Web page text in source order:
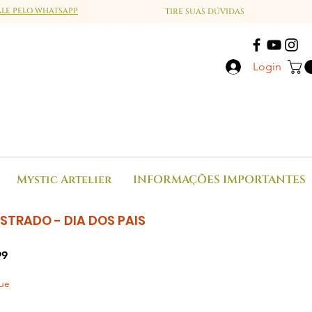
PELO WHATSAPP TIRE SUAS DÚVIDAS
Login
Mystic Artelier INFORMAÇÕES IMPORTANTES
- DIA DOS PAIS
Preço